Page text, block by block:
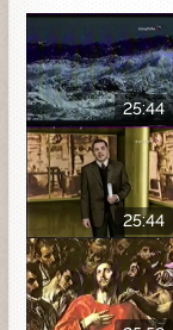
25:44
25:44